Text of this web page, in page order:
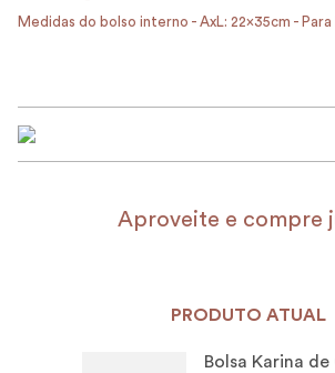
usando um pano branco e macio. Quando
Medidas do bolso interno - AxL: 22x35cm -
Aproveite e compre
PRODUTO ATUAL
Bolsa Karina